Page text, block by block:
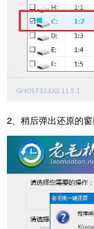
2、稍后弹出还原的